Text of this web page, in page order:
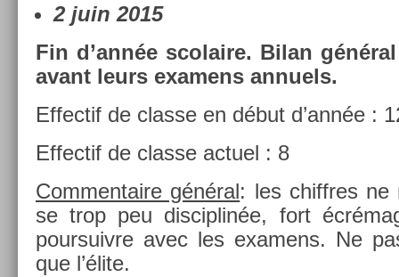
2 juin 2015
Fin d’année scolaire. Bilan
avant leurs ex­amens an­nuels.
Ef­fectif de clas­se en début d’année :
Ef­fectif de clas­se ac­tuel : 8
Com­men­taire général: les chiffres
se trop peu dis­cip­linée, fort
pour­suiv­re avec les ex­amens. Ne
que l’élite.